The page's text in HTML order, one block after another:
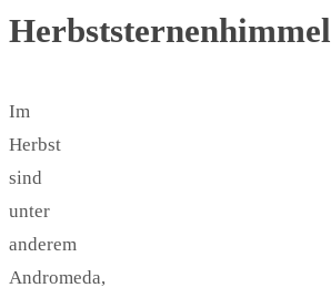
Herbststernenhimmel
Im
Herbst
sind
unter
anderem
Andromeda,